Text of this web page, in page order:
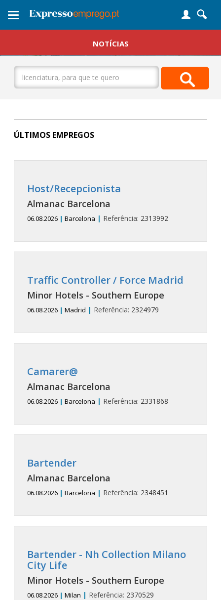
Toggle
NOTÍCIAS
ÚLTIMOS EMPREGOS
Host/Recepcionista
Almanac Barcelona
06.08.2026 | Barcelona | Referência: 2313992
Traffic Controller / Force Madrid
Minor Hotels - Southern Europe
06.08.2026 | Madrid | Referência: 2324979
Camarer@
Almanac Barcelona
06.08.2026 | Barcelona | Referência: 2331868
Bartender
Almanac Barcelona
06.08.2026 | Barcelona | Referência: 2348451
Bartender - Nh Collection Milano
City Life
Minor Hotels - Southern Europe
06.08.2026 | Milan | Referência: 2370529